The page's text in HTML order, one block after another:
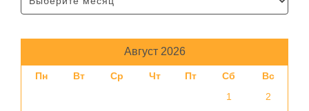
Август 2026
Пн Вт Ср Чт Пт Сб
Вс
1
2